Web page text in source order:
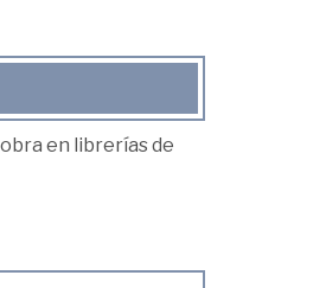
en librerías de